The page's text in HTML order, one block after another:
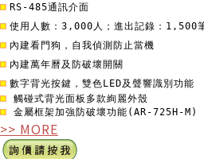
RS-485通訊介面
使用人數：3,000人；進出記錄：1,500
內建看門狗，自我偵測防止當機
內建萬年曆及防破壞開關
數字背光按鍵，雙色LED及聲響識別功能
觸碰式背光面板多款絢麗外殼
金屬框架加強防破壞功能(AR-725H-M)
>> MORE